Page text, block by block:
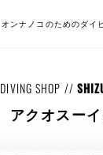
オンナノコのためのダイ
DIVING SHOP //
アクオスー